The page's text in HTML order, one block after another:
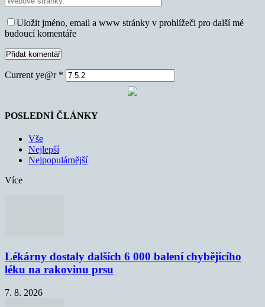
Uložit jméno, email a www stránky v prohlížeči pro další mé
budoucí komentáře
Current ye@r *
POSLEDNÍ ČLÁNKY
Vše
Nejlepší
Nejpopulárnější
Více
Lékárny dostaly dalších 6 000 balení chybějícího
léku na rakovinu prsu
7. 8. 2026